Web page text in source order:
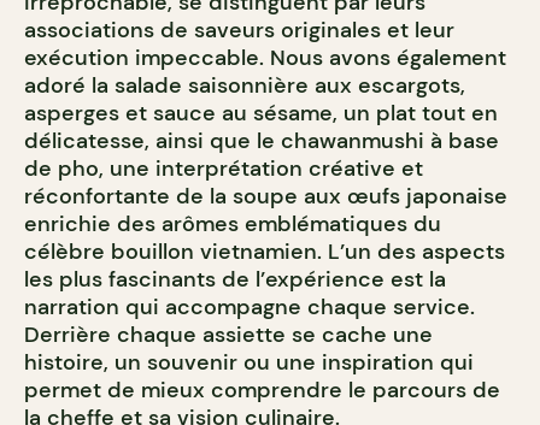
associations de saveurs originales et leur
exécution impeccable. Nous avons également
adoré la salade saisonnière aux escargots,
asperges et sauce au sésame, un plat tout en
délicatesse, ainsi que le chawanmushi à base
de pho, une interprétation créative et
réconfortante de la soupe aux œufs japonaise
enrichie des arômes emblématiques du
célèbre bouillon vietnamien. L’un des aspects
les plus fascinants de l’expérience est la
narration qui accompagne chaque service.
Derrière chaque assiette se cache une
histoire, un souvenir ou une inspiration qui
permet de mieux comprendre le parcours de
la cheffe et sa vision culinaire.